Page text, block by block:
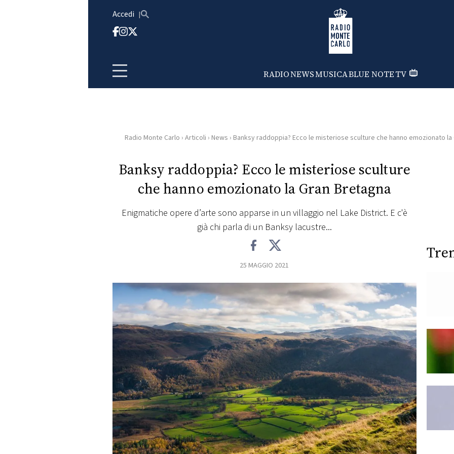
Accedi Radio Monte Carlo
RADIONEWSMUSICABLUE NOTETV
HOME
RADIO
RADIO
FOTO
CONCORSI
EVENTI
VIDEO
TV
PRINCIPATO
Radio Monte Carlo › Articoli › News › Banksy raddoppia? Ecco le misteriose sculture che hanno emozionato la
Banksy raddoppia? Ecco le misteriose sculture
che hanno emozionato la Gran Bretagna
Enigmatiche opere d’arte sono apparse in un villaggio nel Lake District. E c'è
già chi parla di un Banksy lacustre...
25 MAGGIO 2021